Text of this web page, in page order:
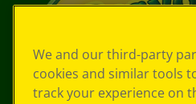
We and our third-party
cookies and similar tools
track your experience on